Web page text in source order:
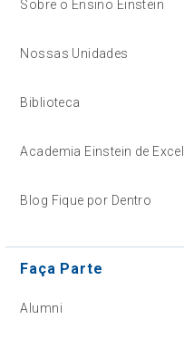
Sobre o Ensino Einstein
Nossas Unidades
Biblioteca
Academia Einstein de
Blog Fique por Dentro
Faça Parte
Alumni